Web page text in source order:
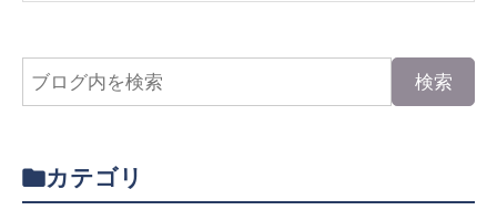
カテゴリ